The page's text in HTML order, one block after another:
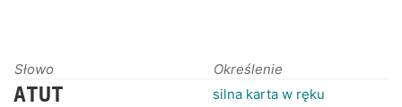
Słowo Określenie
ATUT silna karta w ręku